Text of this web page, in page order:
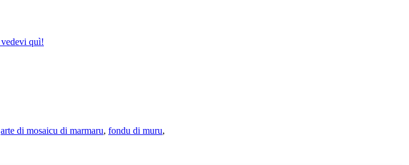
arte di mosaicu di marmaru, fondu di muru,